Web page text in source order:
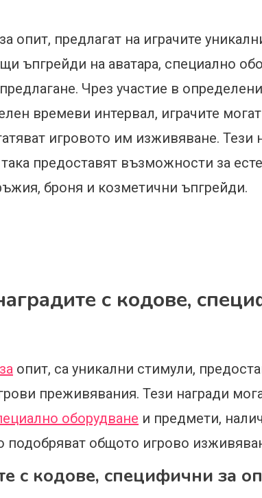
опит, предлагат на играчите
ъпгрейди на аватара, специално
Чрез участие в
времеви интервал, играчите
игровото им изживяване. Тези
предоставят възможности за
броня и козметични ъпгрейди.
с кодове,
опит, са уникални стимули,
преживявания. Тези награди
оборудване и предмети,
подобряват общото игрово
с кодове, специфични за